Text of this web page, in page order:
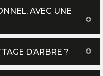
AVEC UNE
D’ARBRE ?